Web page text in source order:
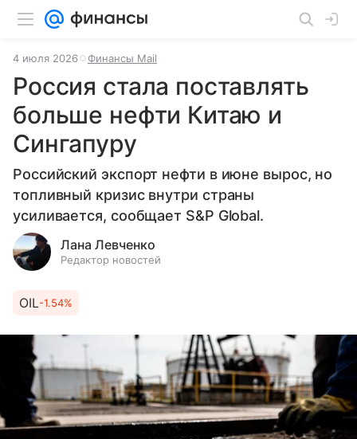
4 июля 2026 Финансы Mail
Россия стала поставлять
больше нефти Китаю и
Сингапуру
Российский экспорт нефти в июне вырос, но
топливный кризис внутри страны
усиливается, сообщает S&P Global.
Лана Левченко
Редактор новостей
OIL-1.54%